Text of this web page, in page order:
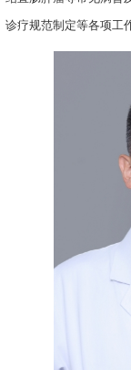
疗规范制定等各项